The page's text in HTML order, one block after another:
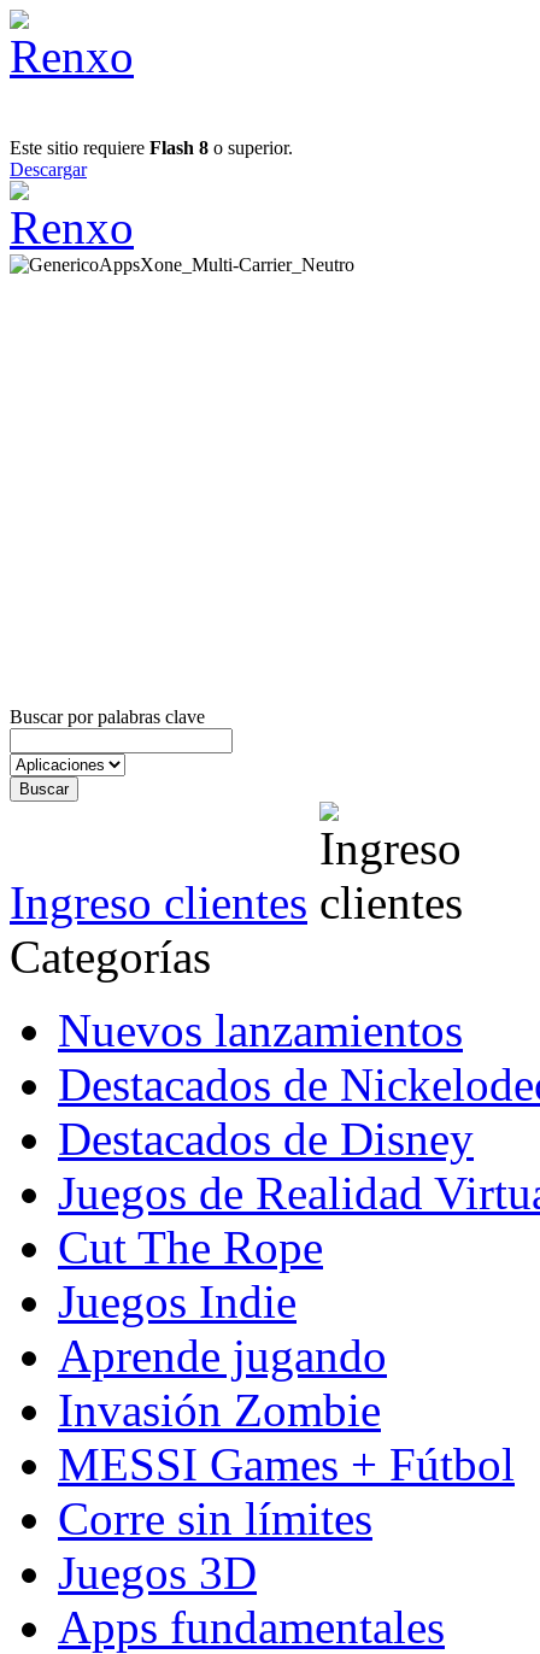
Este sitio requiere Flash 8 o superior.
Descargar
Buscar por palabras clave
Ingreso clientes
Categorías
Nuevos lanzamientos
Destacados de
Destacados de Disney
Juegos de Realidad
Cut The Rope
Juegos Indie
Aprende jugando
Invasión Zombie
MESSI Games + Fútbol
Corre sin límites
Juegos 3D
Apps fundamentales